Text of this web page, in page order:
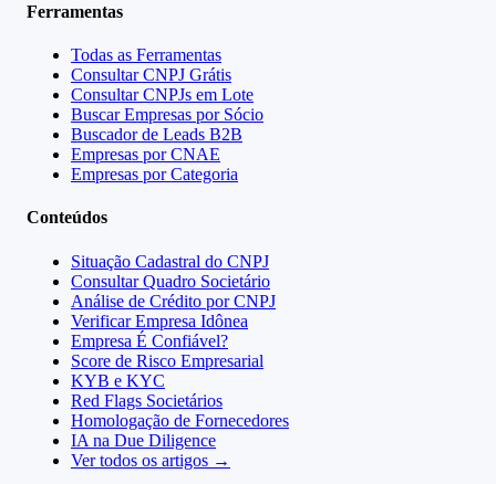
Ferramentas
Todas as Ferramentas
Consultar CNPJ Grátis
Consultar CNPJs em Lote
Buscar Empresas por Sócio
Buscador de Leads B2B
Empresas por CNAE
Empresas por Categoria
Conteúdos
Situação Cadastral do CNPJ
Consultar Quadro Societário
Análise de Crédito por CNPJ
Verificar Empresa Idônea
Empresa É Confiável?
Score de Risco Empresarial
KYB e KYC
Red Flags Societários
Homologação de Fornecedores
IA na Due Diligence
Ver todos os artigos →